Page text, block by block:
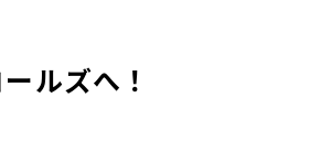
ルズへ！